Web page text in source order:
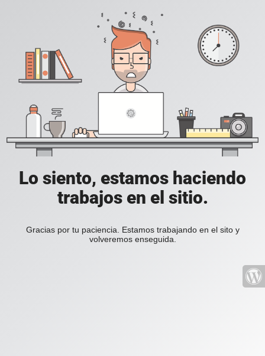
Lo siento, estamos haciendo
trabajos en el sitio.
Gracias por tu paciencia. Estamos trabajando en el sito y
volveremos enseguida.